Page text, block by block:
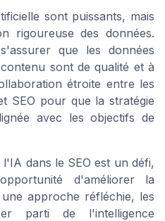
sont puissants, mais
rigoureuse des données.
que les données
sont de qualité et à
étroite entre les
SEO pour que la stratégie
avec les objectifs de
dans le SEO est un défi,
d'améliorer la
approche réfléchie, les
parti de l'intelligence